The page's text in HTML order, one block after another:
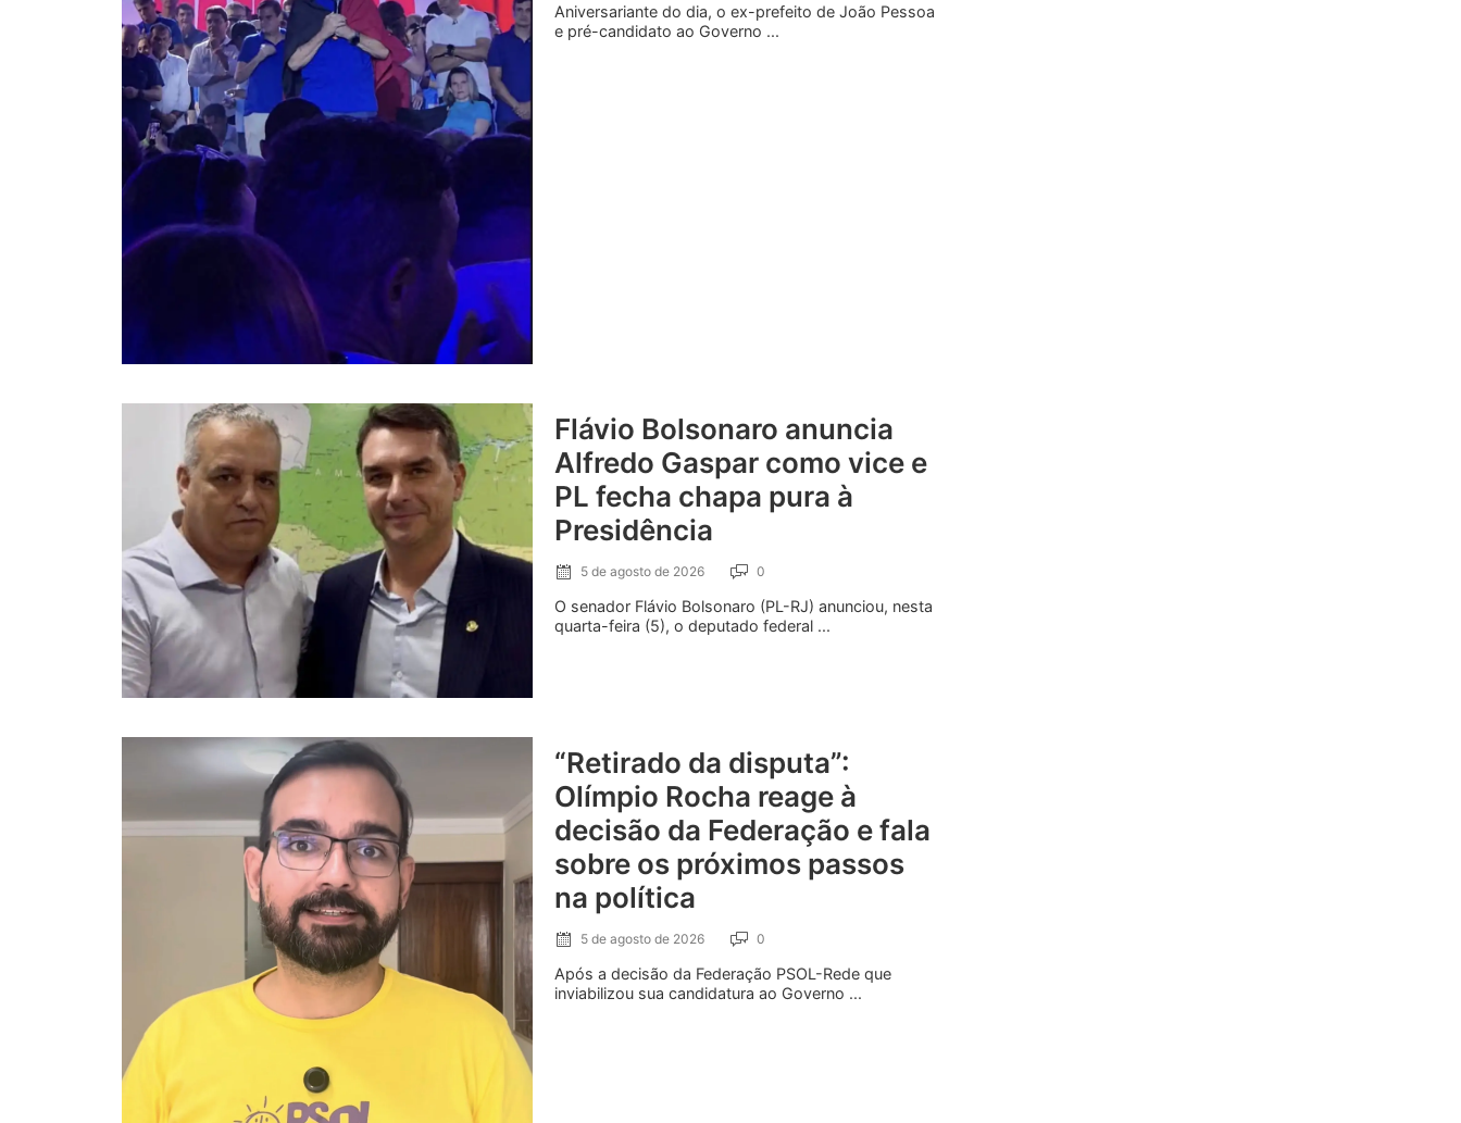
Aniversariante do dia, o ex-prefeito de João Pessoa
e pré-candidato ao Governo ...
Flávio Bolsonaro anuncia
Alfredo Gaspar como vice e
PL fecha chapa pura à
Presidência
5 de agosto de 2026 0
O senador Flávio Bolsonaro (PL-RJ) anunciou, nesta
quarta-feira (5), o deputado federal ...
“Retirado da disputa”:
Olímpio Rocha reage à
decisão da Federação e fala
sobre os próximos passos
na política
5 de agosto de 2026 0
Após a decisão da Federação PSOL-Rede que
inviabilizou sua candidatura ao Governo ...